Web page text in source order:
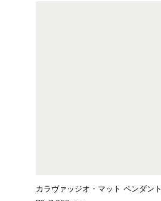
カラヴァッジオ・マット ペンダント